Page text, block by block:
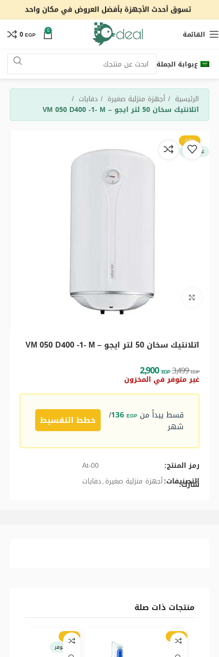
القائمة 0
0EGP
عبوابة الجملة
الرئيسية أجهزة منزلية صغيرة
دفايات
اتلانتيك سخان 50 لتر ايجو – VM 050 D400 -1- M
-17%
غير متوفر
اضغط للتكبير
اتلانتيك سخان 50 لتر ايجو – VM 050 D400 -1- M
3,499EGP
2,900 EGP
غير متوفر في المخزون
قسط يبداً من 136 EGP
/
شهر
خطط التقسيط
رمز المنتج:
At-00
التصنيفات:أجهزة منزلية صغيرة,دفايات شارك:
منتجات ذات صلة
-25%
-27%
غير متوفر